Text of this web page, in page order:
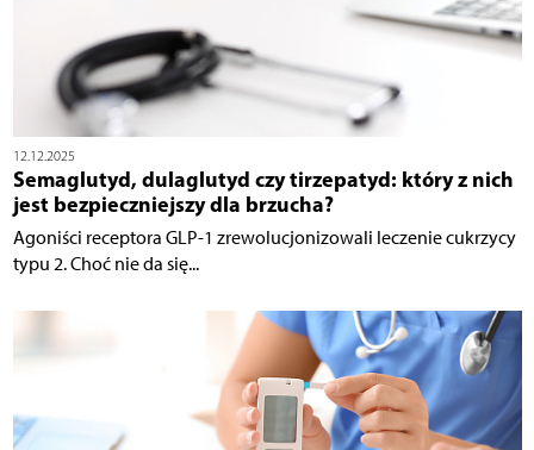
12.12.2025
Semaglutyd, dulaglutyd czy tirzepatyd: który z nich
jest bezpieczniejszy dla brzucha?
Agoniści receptora GLP-1 zrewolucjonizowali leczenie cukrzycy
typu 2. Choć nie da się...